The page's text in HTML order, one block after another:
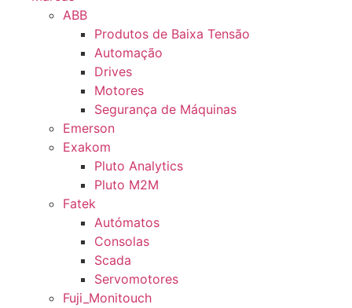
ABB
Produtos de Baixa Tensão
Automação
Drives
Motores
Segurança de Máquinas
Emerson
Exakom
Pluto Analytics
Pluto M2M
Fatek
Autómatos
Consolas
Scada
Servomotores
Fuji_Monitouch